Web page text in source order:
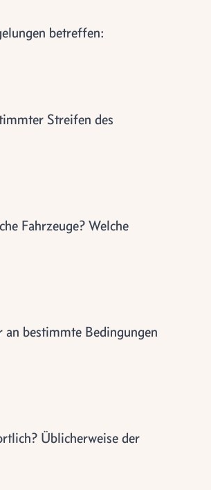
betreffen:
Streifen des
Fahrzeuge? Welche
bestimmte Bedingungen
Üblicherweise der